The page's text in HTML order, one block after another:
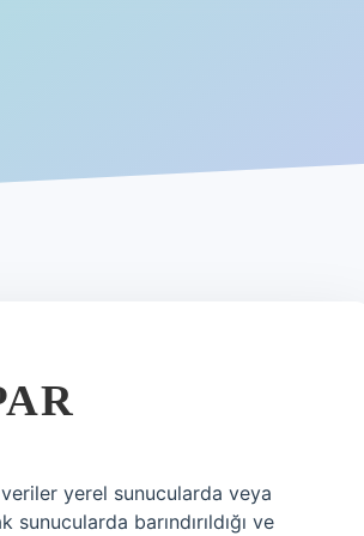
yerel sunucularda veya
barındırıldığı ve